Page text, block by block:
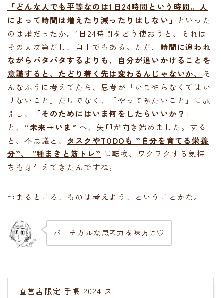
「どんな人でも平等なのは1日24時間という時間。人
によって時間は増えたり減ったりはしない」
といった
のは誰だったか。1日24時間をどう使おうと、それは
その人次第だし、自由でもある。ただ、 時間に追われ
ながらバタバタするよりも、
自分が追いかけることを
意識すると、たどり着く先は変わるんじゃないか、
そ
んなふうに考えてたら、思考が「いまやらなくてはい
けないこと」だけでなく、「やってみたいこと」に展
開し、
「そのためにはいま何をしたらいいか？」
と、 ”未来→いま” へ、矢印が向き始めました。する
と、不思議と、 タスクやTODOも ”自分を育てる栄養
分”、 “種まきと筋トレ” に転換、ワクワクする気持
ちも芽生えてきたんですね。
つまるところ、ものは考えよう、ということかな。
バーチカルな思考力を味方に♡
直営店限定 手帳 2024 ス